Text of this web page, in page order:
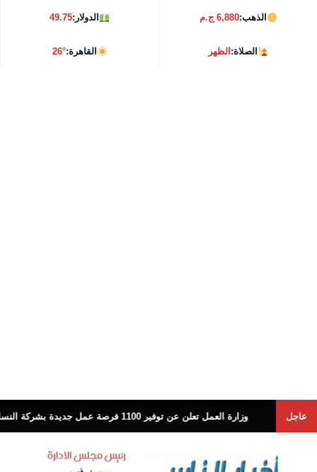
الذهب:6,880 ج.م الدولار:49.75
الصلاة:الظهر القاهرة:26°
عاجل
وزارة العمل تعلن عن توفير 1100 فرصة عمل جديدة بشركة النساجون الشرقيون